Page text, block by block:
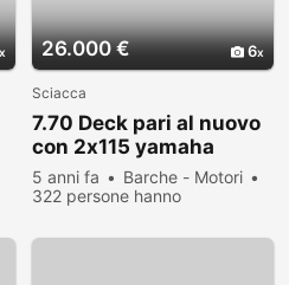
26.000 € 6
Sciacca
7.70 Deck pari al nuovo
con 2x115 yamaha
5 anni fa
Barche - Motori
322 persone hanno